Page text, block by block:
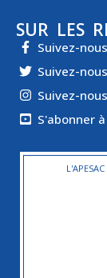
SUR LES
Suivez-
Suivez-
Suivez-
S'abonner